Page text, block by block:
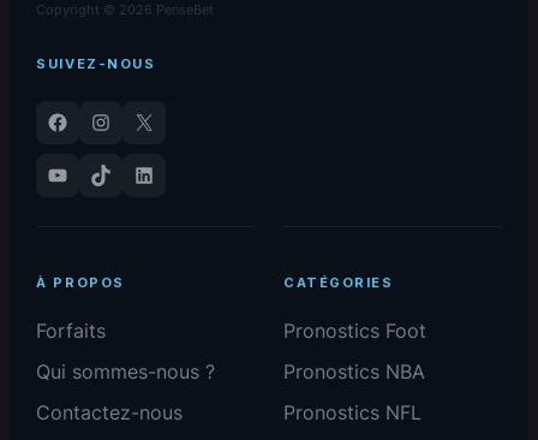
Copyright © 2026 PenseBet
SUIVEZ-NOUS
Facebook Instagram
X
YouTube
TikTok LinkedIn
À PROPOS
Forfaits
Qui sommes-nous ?
Contactez-nous
CATÉGORIES
Pronostics Foot
Pronostics NBA
Pronostics NFL